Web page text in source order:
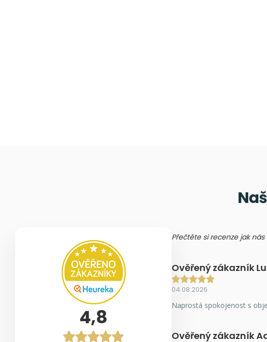
4,8
Přečtěte si recenze jak
Ověřený zákazník
04.08.2026
Naprostá spokojenost s
Ověřený zákazník